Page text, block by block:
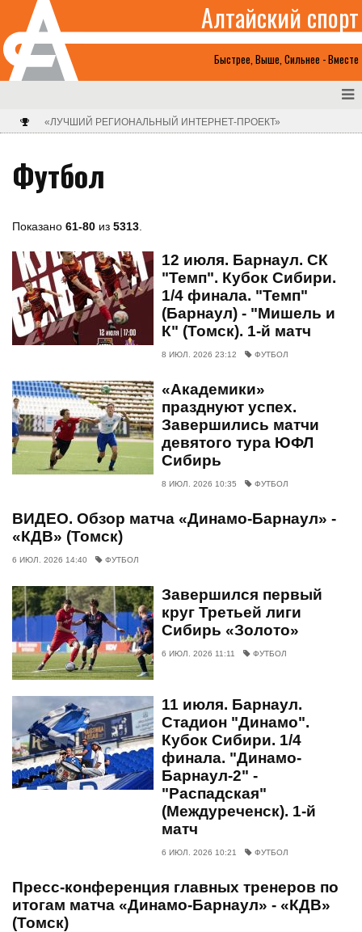
Быстрее, Выше, Сильнее - Вместе
Алтайский спорт
«ЛУЧШИЙ РЕГИОНАЛЬНЫЙ ИНТЕРНЕТ-ПРОЕКТ»
Футбол
Показано 61-80 из 5313
12 июля. Барнаул. СК
"Темп". Кубок Сибири.
1/4 финала. "Темп"
(Барнаул) - "Мишель и
К" (Томск). 1-й матч
8 ИЮЛ. 2026 23:12 ФУТБОЛ
«Академики»
празднуют успех.
Завершились матчи
девятого тура ЮФЛ
Сибирь
8 ИЮЛ. 2026 10:35 ФУТБОЛ
ВИДЕО. Обзор матча «Динамо-Барнаул» -
«КДВ» (Томск)
6 ИЮЛ. 2026 14:40 ФУТБОЛ
Завершился первый
круг Третьей лиги
Сибирь «Золото»
6 ИЮЛ. 2026 11:11 ФУТБОЛ
11 июля. Барнаул.
Стадион "Динамо".
Кубок Сибири. 1/4
финала. "Динамо-
Барнаул-2" -
"Распадская"
(Междуреченск). 1-й
матч
6 ИЮЛ. 2026 10:21 ФУТБОЛ
Пресс-конференция главных тренеров по
итогам матча «Динамо-Барнаул» - «КДВ»
(Томск)